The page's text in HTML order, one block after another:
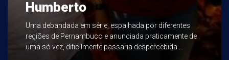
Humberto
Uma debandada em série, espalhada por diferentes
regiões de Pernambuco e anunciada praticamente de
uma só vez, dificilmente passaria despercebida ...